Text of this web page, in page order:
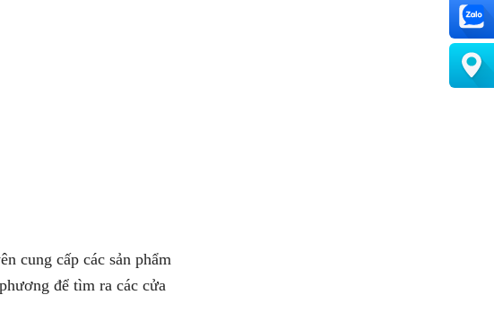
cung cấp các sản phẩm
để tìm ra các cửa